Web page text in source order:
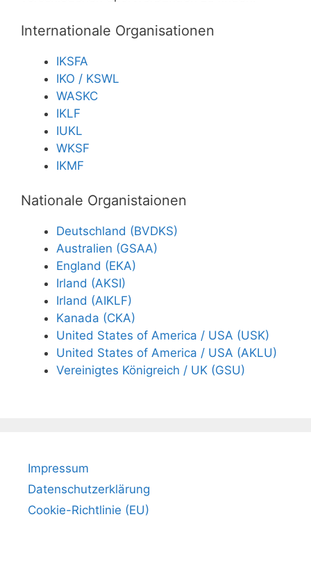
Internationale Organisationen
IKSFA
IKO / KSWL
WASKC
IKLF
IUKL
WKSF
IKMF
Nationale Organistaionen
Deutschland (BVDKS)
Australien (GSAA)
England (EKA)
Irland (AKSI)
Irland (AIKLF)
Kanada (CKA)
United States of America / USA (USK)
United States of America / USA (AKLU)
Vereinigtes Königreich / UK (GSU)
Impressum
Datenschutzerklärung
Cookie-Richtlinie (EU)